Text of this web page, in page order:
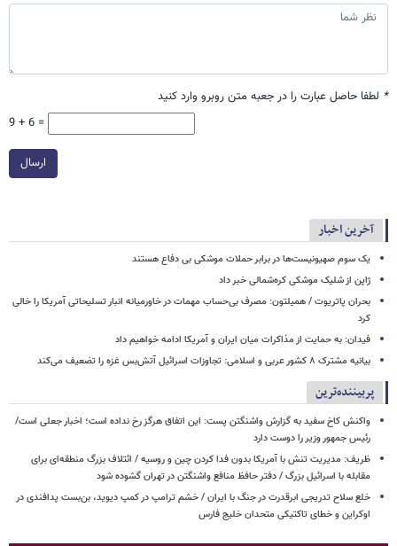
* لطفا حاصل عبارت را در جعبه متن روبرو وارد کنید
9 + 6 =
ارسال
آخرین اخبار
یک‌ سوم صهیونیست‌ها در برابر حملات موشکی بی دفاع هستند
ژاپن از شلیک موشکی کره‌شمالی خبر داد
بحران پاتریوت / همیلتون: مصرف بی‌حساب مهمات در خاورمیانه انبار تسلیحاتی آمریکا را خالی
کرد
فیدان: به حمایت از مذاکرات میان ایران و آمریکا ادامه خواهیم داد
بیانیه مشترک ۸ کشور عربی و اسلامی: تجاوزات اسرائیل آتش‌بس غزه را تضعیف می‌کند
پربیننده‌ترین
واکنش کاخ سفید به گزارش واشنگتن پست: این اتفاق هرگز رخ نداده است؛ اخبار جعلی است/
رئیس جمهور وزیر را دوست دارد
ظریف: مدیریت تنش با آمریکا بدون فدا کردن چین و روسیه / ائتلاف بزرگ منطقه‌ای برای
مقابله با اسرائیل بزرگ / دفتر حافظ منافع واشنگتن در تهران گشوده شود
خلع سلاح تدریجی ابرقدرت در جنگ با ایران / خشم ترامپ در کمپ دیوید، بن‌بست پدافندی در
اوکراین و خطای تاکتیکی متحدان خلیج فارس